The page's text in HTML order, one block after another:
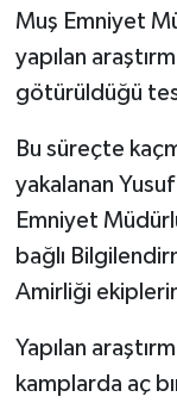
Muş Emniyet
yapılan
götürüldüğü
Bu süreçte
yakalanan Yusuf
Emniyet
bağlı
Amirliği
Yapılan
kamplarda aç